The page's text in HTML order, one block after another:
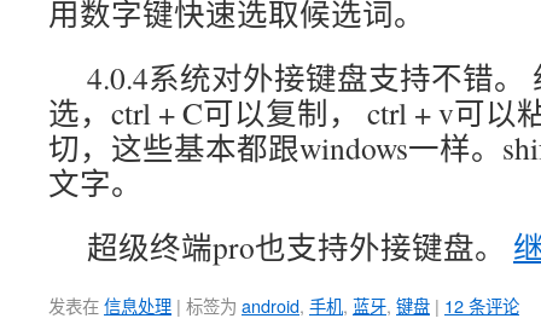
用数字键快速选取候选词。
4.0.4系统对外接键盘支持不错。
选，ctrl + C可以复制， ctrl + v可以
切，这些基本都跟windows一样。
文字。
超级终端pro也支持外接键盘。
发表在信息处理 | 标签为 android, 手机, 蓝牙, 键盘 | 12 条评论